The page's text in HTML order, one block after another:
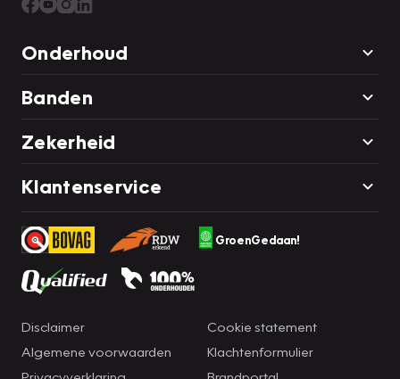
Onderhoud
Banden
Zekerheid
Klantenservice
GroenGedaan!
Disclaimer
Algemene voorwaarden
Cookie statement
Klachtenformulier